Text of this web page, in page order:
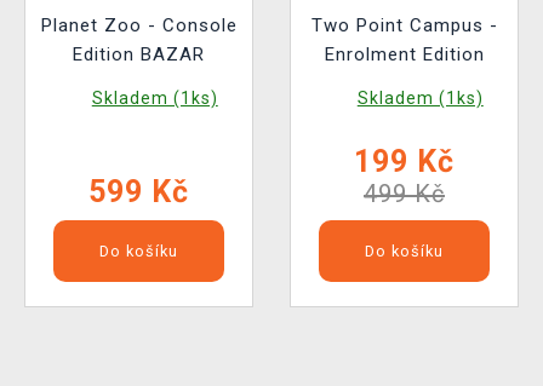
Planet Zoo - Console
Edition BAZAR
Skladem (1ks)
599 Kč
Do košíku
Two Point Campus -
Enrolment Edition
Skladem (1ks)
199 Kč
499 Kč
Do košíku